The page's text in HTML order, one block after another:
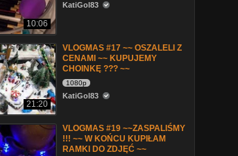
10:06
KatiGol83
21:20
VLOGMAS #17 ~~ OSZALELI Z
CENAMI ~~ KUPUJEMY
CHOINKĘ ??? ~~
1080p
KatiGol83
VLOGMAS #19 ~~ZASPALIŚMY
!!! ~~ W KOŃCU KUPIŁAM
RAMKI DO ZDJĘĆ ~~